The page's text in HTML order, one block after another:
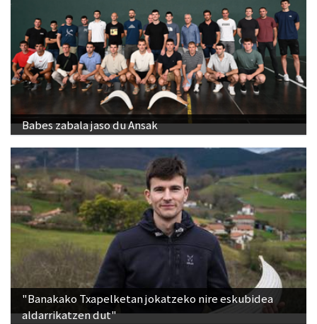
Babes zabala jaso du Ansak
"Banakako Txapelketan jokatzeko nire eskubidea
aldarrikatzen dut"